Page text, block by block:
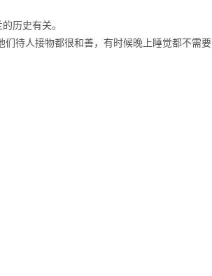
历史有关。
待人接物都很和善，有时候晚上睡觉都不需要